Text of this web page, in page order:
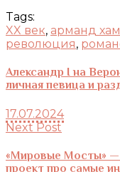
Tags:
XX век, арманд
революция,
Александр I на
личная певица и
17.07.2024
Next Post
«Мировые Мосты» —
проект про самые